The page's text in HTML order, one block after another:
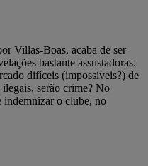
Villas-Boas, acaba de ser
bastante assustadoras.
difíceis (impossíveis?) de
serão crime? No
indemnizar o clube, no